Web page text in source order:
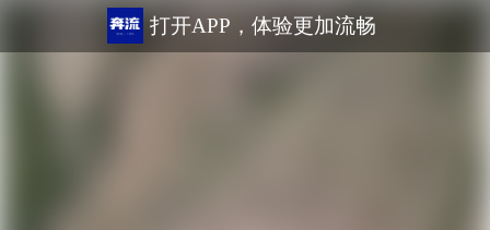
打开APP，体验更加流畅